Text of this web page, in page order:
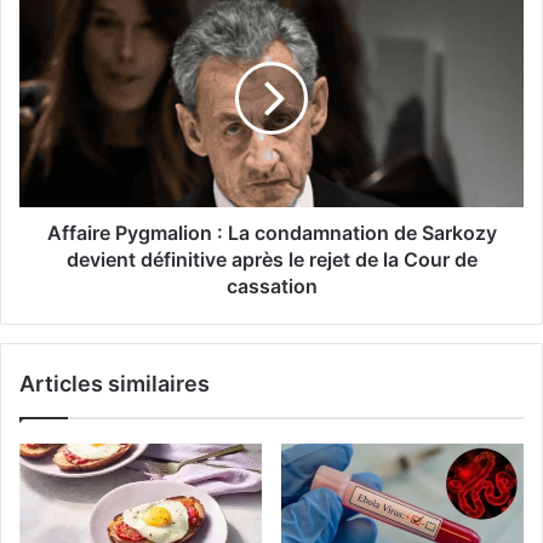
monde
2026
Pygmalion
La
condamnation
de
Sarkozy
devient
définitive
après
la
de
Affaire Pygmalion : La condamnation de Sarkozy
devient définitive après le rejet de la Cour de
cassation
Articles similaires